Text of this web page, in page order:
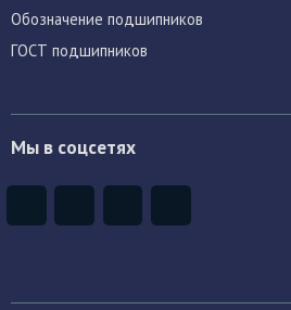
Обозначение подшипников
ГОСТ подшипников
Мы в соцсетях